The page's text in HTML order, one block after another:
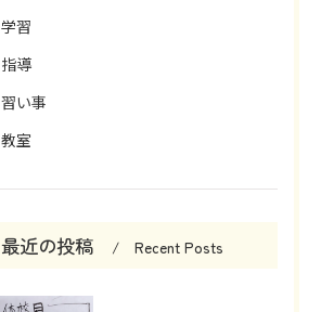
学習
指導
習い事
教室
最近の投稿 Recent Posts